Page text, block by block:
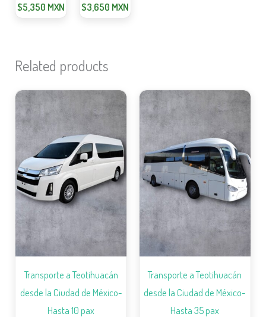
$5,350 MXN $3,650 MXN
Related products
Transporte a Teotihuacán
desde la Ciudad de México-
Hasta 10 pax
Transporte a Teotihuacán
desde la Ciudad de México-
Hasta 35 pax